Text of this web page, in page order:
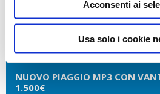
Acconsenti ai
Usa solo i cookie
NUOVO PIAGGIO MP3 CON
1.500€